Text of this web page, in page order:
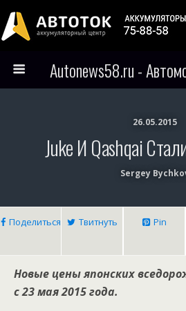
26.05.2015
Juke И Qashqai
Sergey
Поделиться Твитнуть Pin
Новые цены японских
с 23 мая 2015 года.